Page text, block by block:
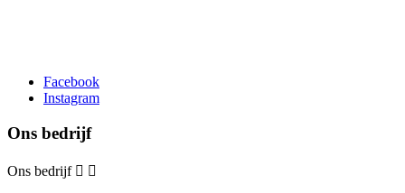
Facebook
Instagram
Ons bedrijf
Ons bedrijf  